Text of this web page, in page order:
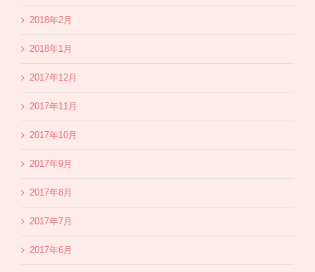
2018年2月
2018年1月
2017年12月
2017年11月
2017年10月
2017年9月
2017年8月
2017年7月
2017年6月